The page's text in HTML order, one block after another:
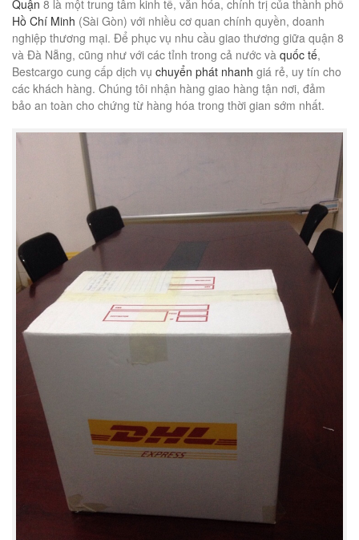
Quận 8 là một trung tâm kinh tế, văn hóa, chính trị của thành phố
Hồ Chí Minh (Sài Gòn) với nhiều cơ quan chính quyền, doanh
nghiệp thương mại. Để phục vụ nhu cầu giao thương giữa quận 8
và Đà Nẵng, cũng như với các tỉnh trong cả nước và quốc tế,
Bestcargo cung cấp dịch vụ chuyển phát nhanh giá rẻ, uy tín cho
các khách hàng. Chúng tôi nhận hàng giao hàng tận nơi, đảm
bảo an toàn cho chứng từ hàng hóa trong thời gian sớm nhất.